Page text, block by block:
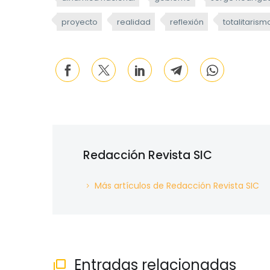
proyecto realidad reflexión
Redacción Revista SIC
Más artículos de Redacción Revista SIC
 Entradas relacionadas